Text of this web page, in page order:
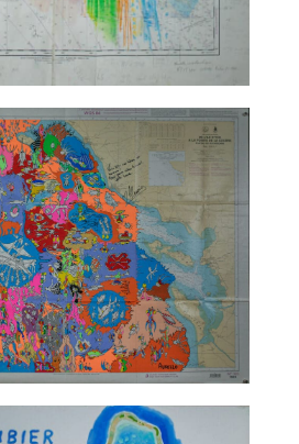
Chaix
Ausello